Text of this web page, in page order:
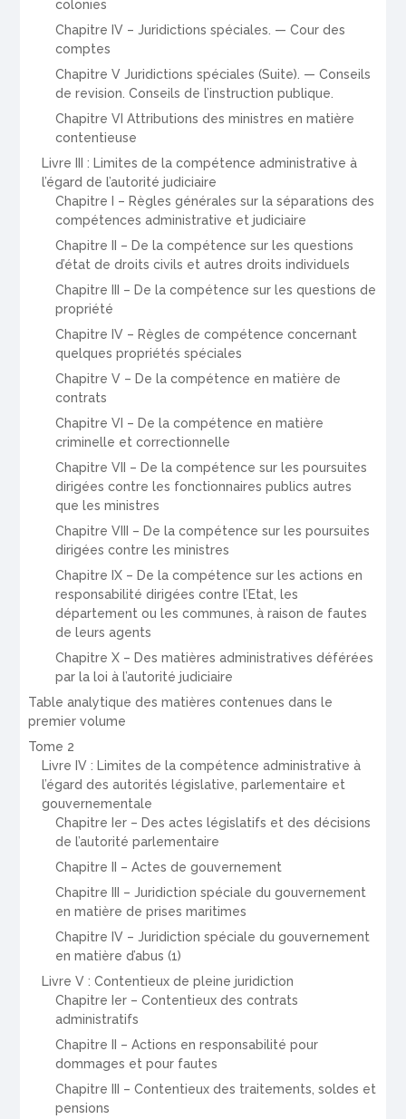
colonies
Chapitre IV – Juridictions spéciales. — Cour des
comptes
Chapitre V Juridictions spéciales (Suite). — Conseils
de revision. Conseils de l’instruction publique.
Chapitre VI Attributions des ministres en matière
contentieuse
Livre III : Limites de la compétence administrative à
l’égard de l’autorité judiciaire
Chapitre I – Règles générales sur la séparations des
compétences administrative et judiciaire
Chapitre II – De la compétence sur les questions
d’état de droits civils et autres droits individuels
Chapitre III – De la compétence sur les questions de
propriété
Chapitre IV – Règles de compétence concernant
quelques propriétés spéciales
Chapitre V – De la compétence en matière de
contrats
Chapitre VI – De la compétence en matière
criminelle et correctionnelle
Chapitre VII – De la compétence sur les poursuites
dirigées contre les fonctionnaires publics autres
que les ministres
Chapitre VIII – De la compétence sur les poursuites
dirigées contre les ministres
Chapitre IX – De la compétence sur les actions en
responsabilité dirigées contre l’Etat, les
département ou les communes, à raison de fautes
de leurs agents
Chapitre X – Des matières administratives déférées
par la loi à l’autorité judiciaire
Table analytique des matières contenues dans le
premier volume
Tome 2
Livre IV : Limites de la compétence administrative à
l’égard des autorités législative, parlementaire et
gouvernementale
Chapitre Ier – Des actes législatifs et des décisions
de l’autorité parlementaire
Chapitre II – Actes de gouvernement
Chapitre III – Juridiction spéciale du gouvernement
en matière de prises maritimes
Chapitre IV – Juridiction spéciale du gouvernement
en matière d’abus (1)
Livre V : Contentieux de pleine juridiction
Chapitre Ier – Contentieux des contrats
administratifs
Chapitre II – Actions en responsabilité pour
dommages et pour fautes
Chapitre III – Contentieux des traitements, soldes et
pensions